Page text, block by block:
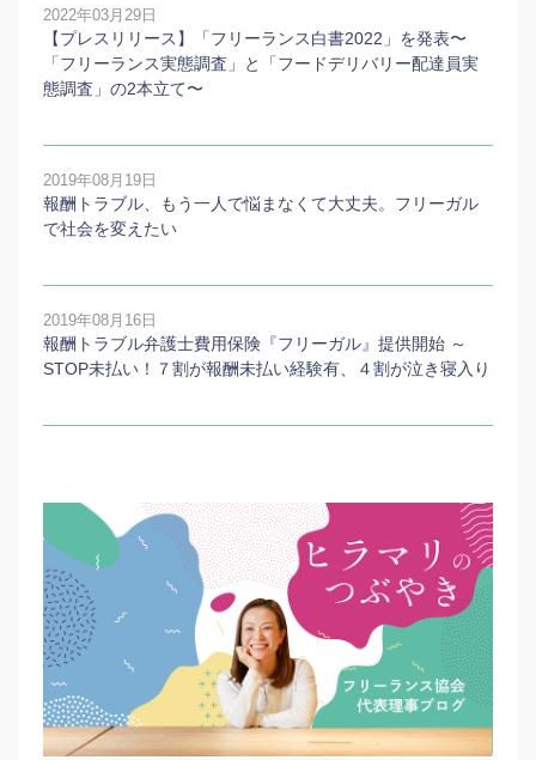
2022年03月29日
【プレスリリース】「フリーランス白書2022」を発表〜
「フリーランス実態調査」と「フードデリバリー配達員実
態調査」の2本⽴て〜
2019年08月19日
報酬トラブル、もう一人で悩まなくて大丈夫。フリーガル
で社会を変えたい
2019年08月16日
報酬トラブル弁護士費用保険『フリーガル』提供開始 ～
STOP未払い！７割が報酬未払い経験有、４割が泣き寝入り